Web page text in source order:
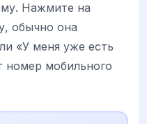
Нажмите на
обычно она
«У меня уже есть
номер мобильного